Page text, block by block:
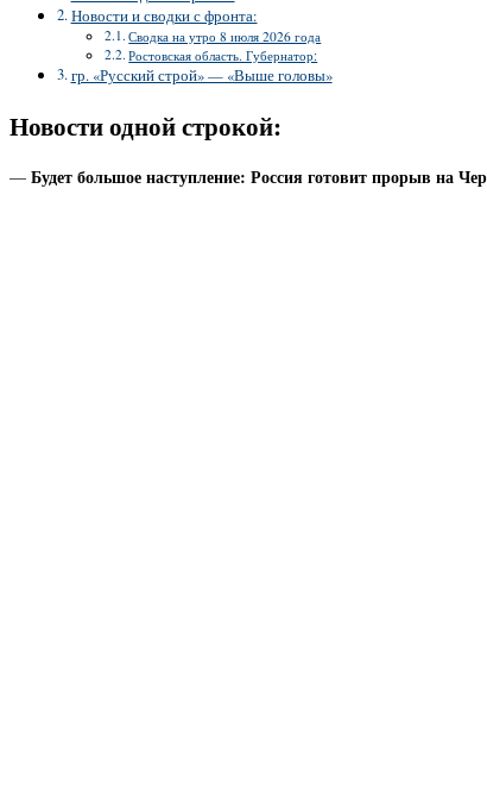
Новости и сводки с фронта:
Сводка на утро 8 июля 2026 года
Ростовская область. Губернатор:
гр. «Русский строй» — «Выше головы»
Новости одной строкой:
— Будет большое наступление: Россия готовит прорыв на